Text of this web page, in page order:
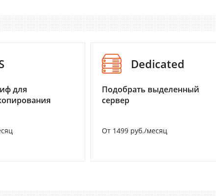
для
Dedicated
Подобрать выделенный
сервер
От 1499 руб./месяц